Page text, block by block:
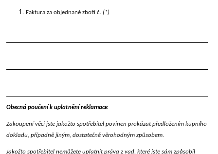
Faktura za objednané zboží č. (*)
Obecná poučení k uplatnění reklamace
Zakoupení věci jste jakožto spotřebitel povinen prokázat předložením kupního
dokladu, případně jiným, dostatečně věrohodným způsobem.
Jakožto spotřebitel nemůžete uplatnit práva z vad, které jste sám způsobil